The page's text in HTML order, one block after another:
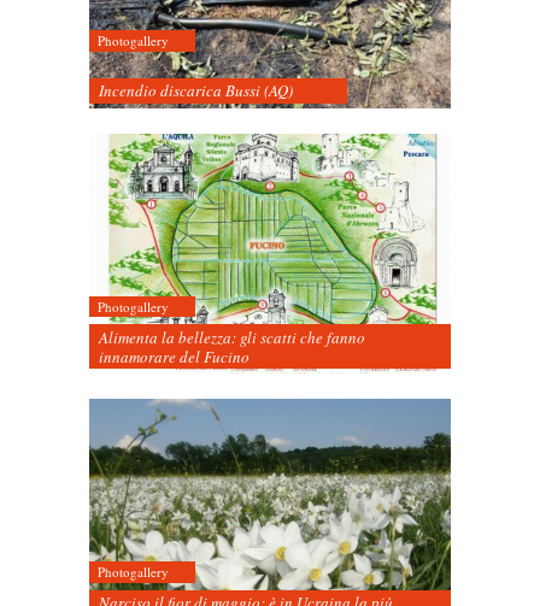
Photogallery
Incendio discarica Bussi (AQ)
Photogallery
Alimenta la bellezza: gli scatti che fanno
innamorare del Fucino
Photogallery